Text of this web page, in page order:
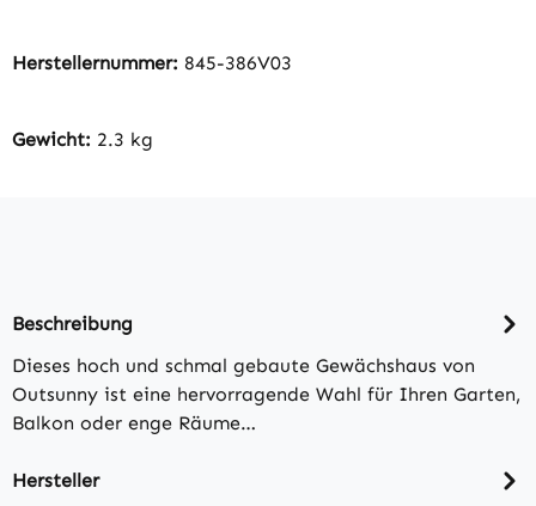
Herstellernummer: 845-386V03
Gewicht: 2.3 kg
Beschreibung
Dieses hoch und schmal gebaute Gewächshaus von
Outsunny ist eine hervorragende Wahl für Ihren Garten,
Balkon oder enge Räume…
Hersteller